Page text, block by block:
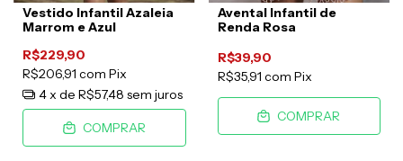
Vestido Infantil Azaleia
Marrom e Azul
R$229,90
R$206,91 com Pix
4x de R$57,48 sem juros
COMPRAR
Avental Infantil de
Renda Rosa
R$39,90
R$35,91 com Pix
COMPRAR